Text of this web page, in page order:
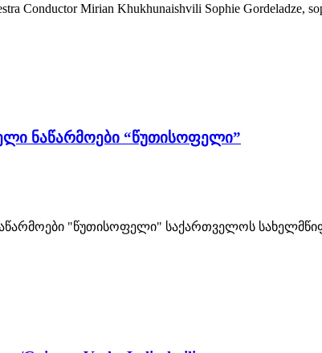
Conductor Mirian Khukhunaishvili Sophie Gordeladze,
ნაწარმოები “წუთისოფელი”
"წუთისოფელი" საქართველოს